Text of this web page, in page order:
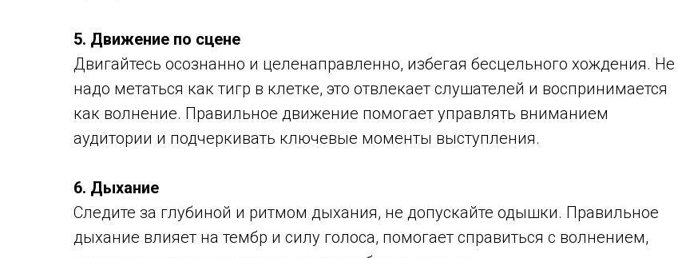
5. Движение по сцене
Двигайтесь осознанно и целенаправленно, избегая бесцельного хождения. Не
надо метаться как тигр в клетке, это отвлекает слушателей и воспринимается
как волнение. Правильное движение помогает управлять вниманием
аудитории и подчеркивать ключевые моменты выступления.
6. Дыхание
Следите за глубиной и ритмом дыхания, не допускайте одышки. Правильное
дыхание влияет на тембр и силу голоса, помогает справиться с волнением,